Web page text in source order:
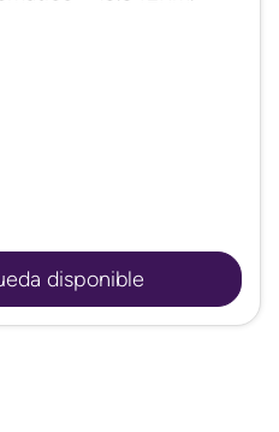
disponible